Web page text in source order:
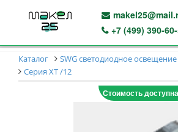
+7 (499) 390-
Каталог SWG светодиодное освещение
Серия XT /12
Стоимость